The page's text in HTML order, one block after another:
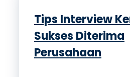
Tips Interview
Sukses Diterima
Perusahaan